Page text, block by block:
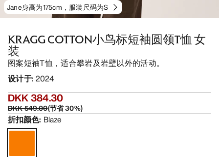
Jane身高为175cm，服装尺码为S
KRAGG COTTON小鸟标短袖圆领T恤 女
装
图案短袖T恤，适合攀岩及岩壁以外的活动。
设计于: 2024
DKK 384.30
DKK 549.00(节省30%)
折扣颜色: Blaze